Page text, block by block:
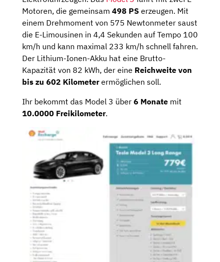
Motoren, die gemeinsam 498 PS erzeugen. Mit
einem Drehmoment von 575 Newtonmeter saust
die E-Limousinen in 4,4 Sekunden auf Tempo 100
km/h und kann maximal 233 km/h schnell fahren.
Der Lithium-Ionen-Akku hat eine Brutto-
Kapazität von 82 kWh, der eine Reichweite von
bis zu 602 Kilometerermöglichen soll.
Ihr bekommt das Model 3 über 6 Monate mit
10.0000 Freikilometer.